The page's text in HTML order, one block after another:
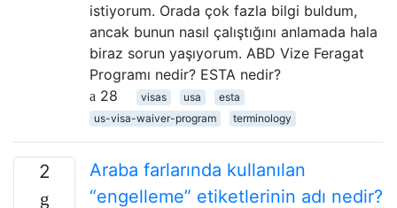
istiyorum. Orada çok fazla bilgi buldum,
ancak bunun nasıl çalıştığını anlamada hala
biraz sorun yaşıyorum. ABD Vize Feragat
Programı nedir? ESTA nedir?
28
visas usa
esta
us-visa-waiver-program
terminology
2
Araba farlarında kullanılan
“engelleme” etiketlerinin adı nedir?